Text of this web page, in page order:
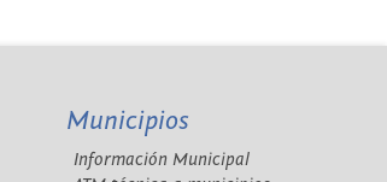
Municipios
Información Municipal